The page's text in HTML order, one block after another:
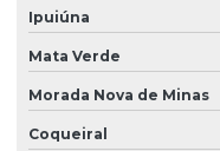
Ipuiúna
Mata Verde
Morada Nova de Minas
Coqueiral